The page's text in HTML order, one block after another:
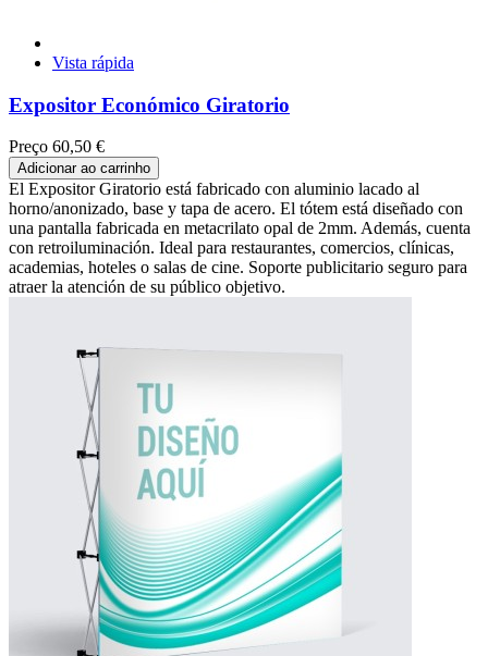
Vista rápida
Expositor Económico Giratorio
Preço 60,50 €
Adicionar ao carrinho
El Expositor Giratorio está fabricado con aluminio lacado al
horno/anonizado, base y tapa de acero. El tótem está diseñado con
una pantalla fabricada en metacrilato opal de 2mm. Además, cuenta
con retroiluminación. Ideal para restaurantes, comercios, clínicas,
academias, hoteles o salas de cine. Soporte publicitario seguro para
atraer la atención de su público objetivo.